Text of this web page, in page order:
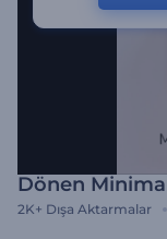
Dönen
2K+ Dışa Aktarmalar